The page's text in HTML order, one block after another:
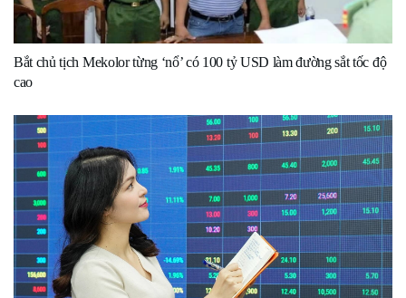
Bắt chủ tịch Mekolor từng ‘nổ’ có 100 tỷ USD làm đường sắt tốc độ
cao